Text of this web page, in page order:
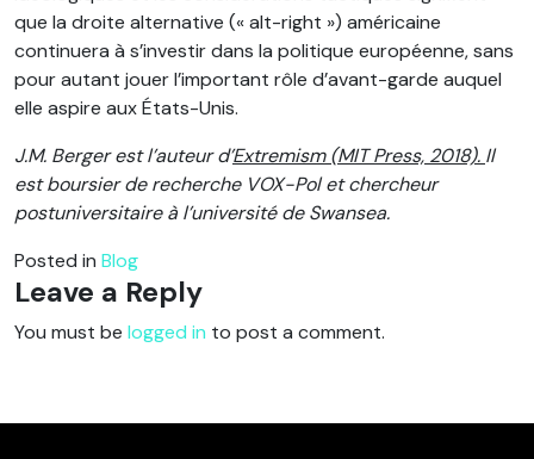
que la droite alternative (« alt-right ») américaine
continuera à s’investir dans la politique européenne, sans
pour autant jouer l’important rôle d’avant-garde auquel
elle aspire aux États-Unis.
J.M. Berger est l’auteur d’Extremism (MIT Press, 2018). Il
est boursier de recherche VOX-Pol et chercheur
postuniversitaire à l’université de Swansea.
Posted in Blog
Leave a Reply
You must be logged in to post a comment.